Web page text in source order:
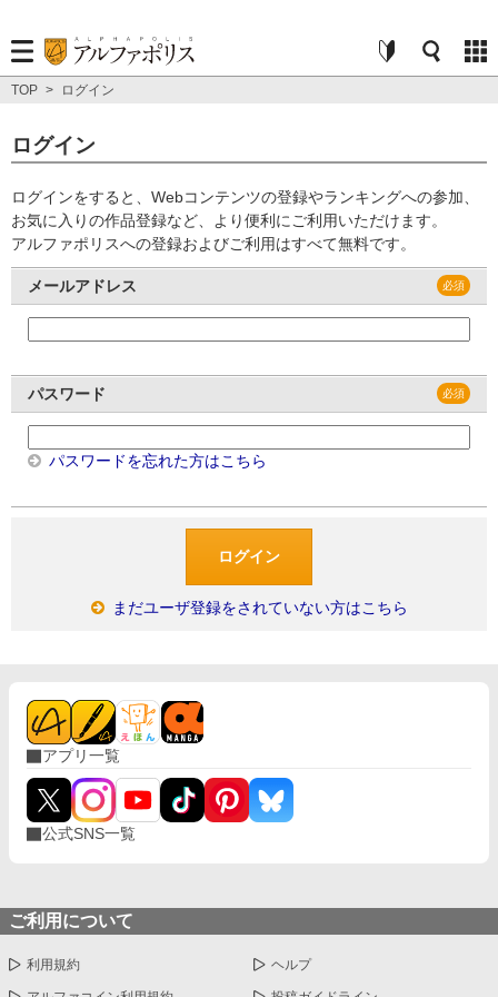
TOP > ログイン
ログイン
ログインをすると、Webコンテンツの登録やランキングへの参加、
お気に入りの作品登録など、より便利にご利用いただけます。
アルファポリスへの登録およびご利用はすべて無料です。
メールアドレス
パスワード
パスワードを忘れた方はこちら
まだユーザ登録をされていない方はこちら
アプリ一覧
公式SNS一覧
ご利用について
利用規約 ヘルプ